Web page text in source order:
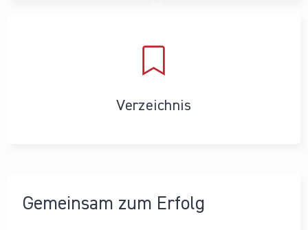
Verzeichnis
Gemeinsam zum Erfolg